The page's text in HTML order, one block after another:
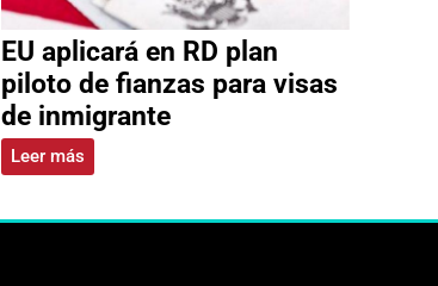
EU aplicará en RD plan
piloto de fianzas para visas
de inmigrante
Leer más